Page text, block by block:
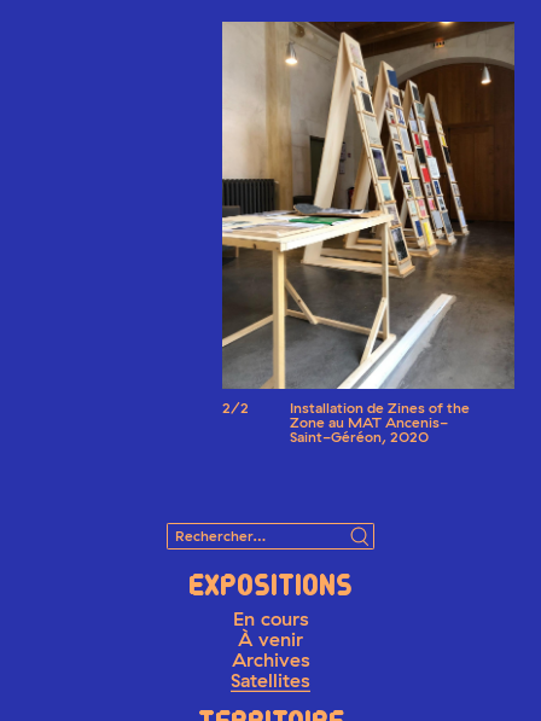
2/2
Installation de Zines of the
Zone au MAT Ancenis-
Saint-Géréon, 2020
EXPOSITIONS
En cours
À venir
Archives
Satellites